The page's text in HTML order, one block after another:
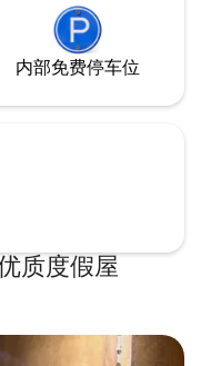
假村（Muju
钟，出行非常方便。 🥘您可以在大锅
烤肉，放松身心。
内部免费停车位
质度假屋